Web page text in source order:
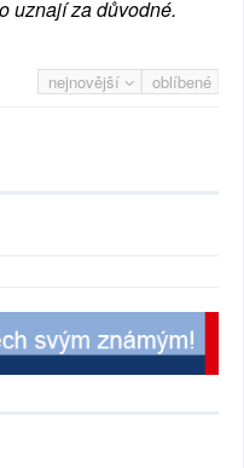
uznají za důvodné.
nejnovější oblíbené